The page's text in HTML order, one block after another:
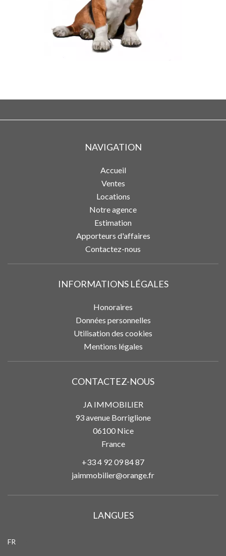
NAVIGATION
Accueil
Ventes
Locations
Notre agence
Estimation
Apporteurs d'affaires
Contactez-nous
INFORMATIONS LÉGALES
Honoraires
Données personnelles
Utilisation des cookies
Mentions légales
CONTACTEZ-NOUS
JA IMMOBILIER
93 avenue Borriglione
06100Nice
France
+33 4 92 09 84 87
jaimmobilier@orange.fr
LANGUES
FR